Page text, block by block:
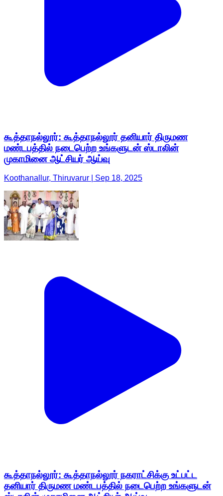
கூத்தாநல்லூர்: கூத்தாநல்லூர் தனியார் திருமண
மண்டபத்தில் நடைபெற்ற உங்களுடன் ஸ்டாலின்
முகாமினை ஆட்சியர் ஆய்வு
Koothanallur, Thiruvarur | Sep 18, 2025
கூத்தாநல்லூர்: கூத்தாநல்லூர் நகராட்சிக்கு உட்பட்ட
தனியார் திருமண மண்டபத்தில் நடைபெற்ற உங்களுடன்